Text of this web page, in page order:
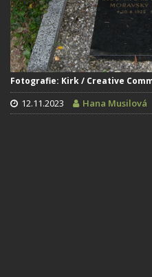
Fotografie: Kirk / Creative
12.11.2023 Hana Musilová